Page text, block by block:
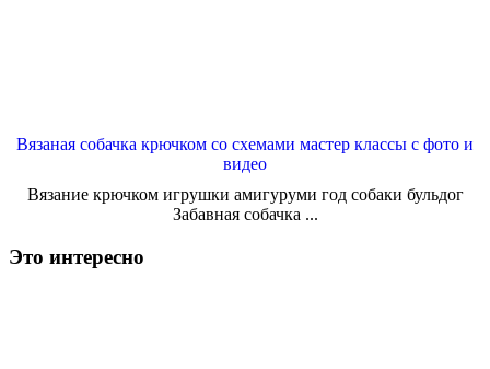
Вязаная собачка крючком со схемами мастер классы с фото и
видео
Вязание крючком игрушки амигуруми год собаки бульдог
Забавная собачка ...
Это интересно